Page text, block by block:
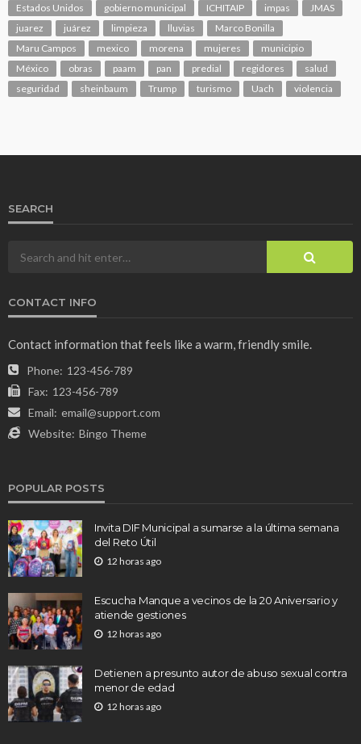
Estados Unidos
gobierno municipal ICHITAIP impas
JMAS
juarez
juárez limpieza lluvias
Marco Bonilla
Maru Campos
mexico morena mujeres
municipio
México
obras paam pan predial regidores
salud
seguridad
sheinbaum Trump turismo Uach violencia
SEARCH
CONTACT INFO
Contact information that feels like a warm, friendly smile.
Phone: 123-456-789
Fax: 123-456-789
Email: email@support.com
Website: Bingo Theme
POPULAR POSTS
Invita DIF Municipal a sumarse a la última semana
del Reto Útil
12 horas ago
Escucha Manque a vecinos de la 20 Aniversario y
atiende gestiones
12 horas ago
Detienen a presunto autor de abuso sexual contra
menor de edad
12 horas ago